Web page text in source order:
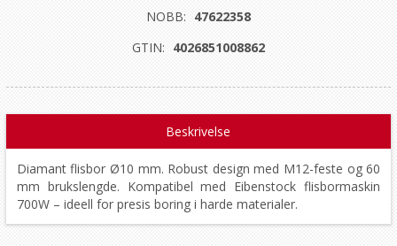
NOBB: 47622358
GTIN: 4026851008862
Beskrivelse
Diamant flisbor Ø10 mm. Robust design med M12-feste og 60
mm brukslengde. Kompatibel med Eibenstock flisbormaskin
700W – ideell for presis boring i harde materialer.